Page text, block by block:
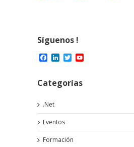
Síguenos !
Facebook
LinkedIn
Twitter
Categorías
.Net
Eventos
Formación